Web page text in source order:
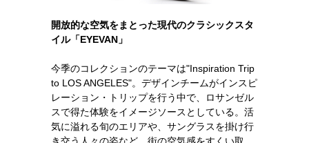
開放的な空気をまとった現代のクラシックスタ
イル「EYEVAN」
今季のコレクションのテーマは"Inspiration Trip
to LOS ANGELES"。デザインチームがインスピ
レーション・トリップを行う中で、ロサンゼル
スで得た体験をイメージソースとしている。活
気に溢れる旬のエリアや、サングラスを掛け行